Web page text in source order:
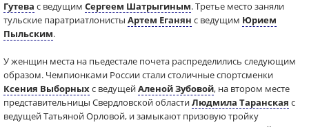
Гутева с ведущим Сергеем Шатрыгиным. Третье место заняли
тульские паратриатлонисты Артем Еганян с ведущим Юрием
Пыльским.
У женщин места на пьедестале почета распределились следующим
образом. Чемпионками России стали столичные спортсменки
Ксения Выборныхс ведущейАленой Зубовой, на втором месте
представительницы Свердловской областиЛюдмила Таранская с
ведущей Татьяной Орловой, и замыкают призовую тройку